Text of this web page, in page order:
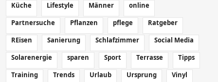
Küche
Lifestyle Männer
online
Partnersuche
Pflanzen pflege
Ratgeber
REisen
Sanierung Schlafzimmer
Social Media
Solarenergie
sparen Sport Terrasse
Tipps
Training
Trends Urlaub Ursprung Vinyl